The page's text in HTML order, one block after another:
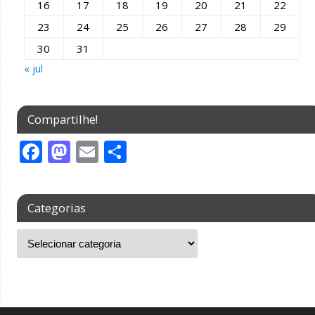
16
17 18 19 20 21
22
23
24 25 26 27 28
29
30
31
« jul
Compartilhe!
F
ac
e
b
o
o
M
as
to
d
o
n
E
m
ai
l
S
ar
e
Categorias